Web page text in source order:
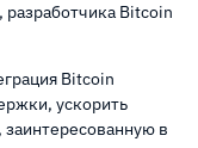
, разработчика Bitcoin
Bitcoin
ускорить
в